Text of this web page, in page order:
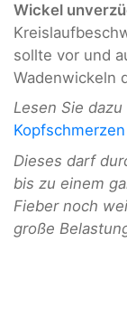
Wickel
sollte vor und
Wadenwickeln
Lesen Sie dazu
Kopfschmerzen
Dieses darf
bis zu einem
Fieber noch
große